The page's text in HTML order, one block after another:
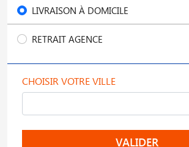
LIVRAISON À DOMICILE
RETRAIT AGENCE
CHOISIR VOTRE VILLE
VALIDER